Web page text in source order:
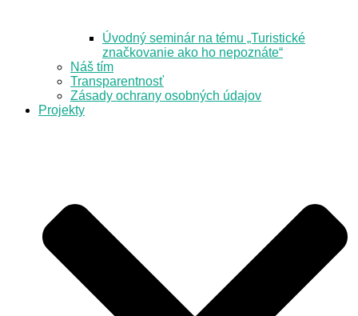
Úvodný seminár na tému „Turistické
značkovanie ako ho nepoznáte“
Náš tím
Transparentnosť
Zásady ochrany osobných údajov
Projekty